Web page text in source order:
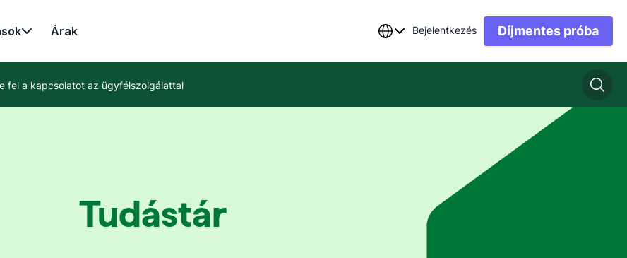
Árak Bejelentkezés Díjmentes próba
fel a kapcsolatot az ügyfélszolgálattal
Tudástár